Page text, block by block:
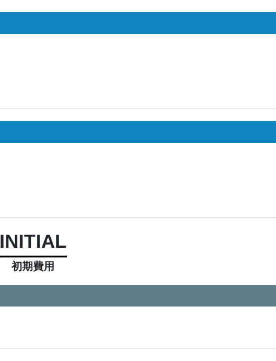
INITIAL
初期費用